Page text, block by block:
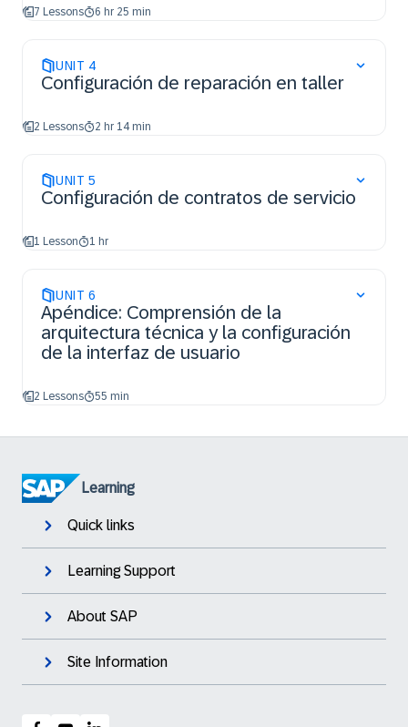
7 Lessons 6 hr 25 min
UNIT 4
Configuración de reparación en taller
2 Lessons 2 hr 14 min
UNIT 5
Configuración de contratos de servicio
1 Lesson 1 hr
UNIT 6
Apéndice: Comprensión de la
arquitectura técnica y la configuración
de la interfaz de usuario
2 Lessons 55 min
Learning
Quick links
Learning Support
About SAP
Site Information